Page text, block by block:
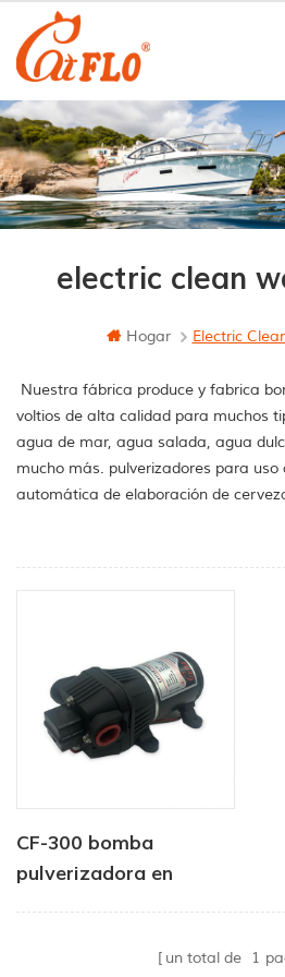
electric clean
Hogar Electric
Nuestra fábrica produce y fabrica
voltios de alta calidad para muchos
agua de mar, agua salada, agua
mucho más. pulverizadores para
automática de elaboración de
CF-300 bomba
pulverizadora en
un total de 1